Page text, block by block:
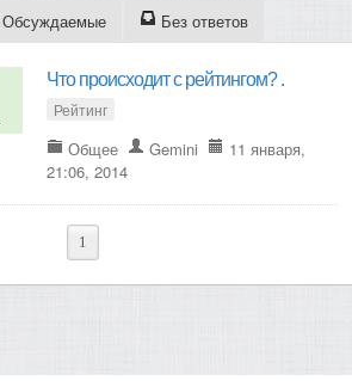
Обсуждаемые Без ответов
Что происходит с рейтингом? .
Рейтинг
Общее Gemini
11 января,
21:06, 2014
1